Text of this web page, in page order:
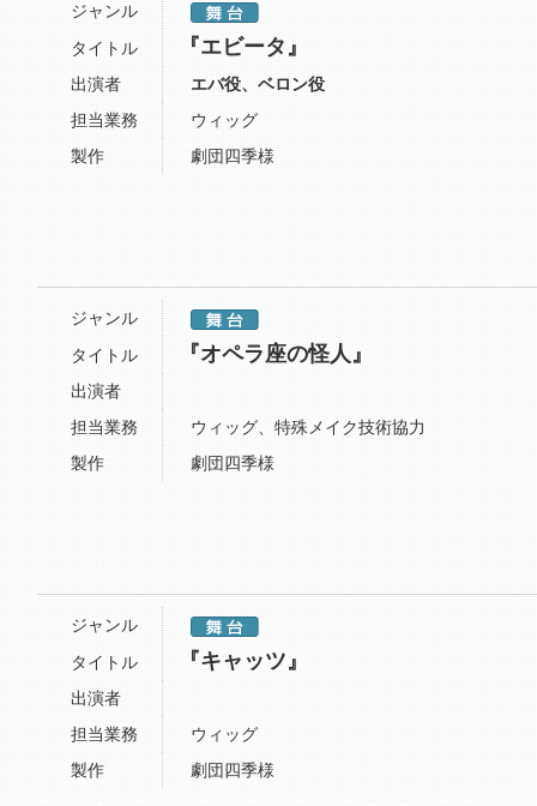
ジャンル
タイトル
『エビータ』
出演者
エバ役、ベロン役
担当業務
ウィッグ
製作
劇団四季様
ジャンル
タイトル
『オペラ座の怪人』
出演者
担当業務
ウィッグ、特殊メイク技術協力
製作
劇団四季様
ジャンル
タイトル
『キャッツ』
出演者
担当業務
ウィッグ
製作
劇団四季様